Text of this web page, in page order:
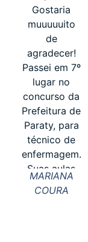
Gostaria
muuuuuito
de
agradecer!
Passei em 7º
lugar no
concurso da
Prefeitura de
Paraty, para
técnico de
enfermagem.
Suas aulas
me ajudaram
imensamente.
MARIANA
COURA